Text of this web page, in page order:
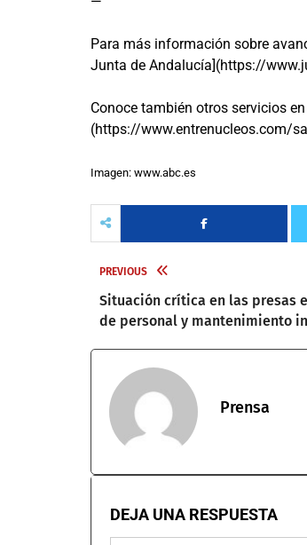
Para más información sobre
Junta de Andalucía](https://
Conoce también otros servicios
(https://www.entrenucleos.com/
Imagen: www.abc.es
PREVIOUS
Situación crítica en las presas
de personal y mantenimiento
Prensa
DEJA UNA RESPUESTA